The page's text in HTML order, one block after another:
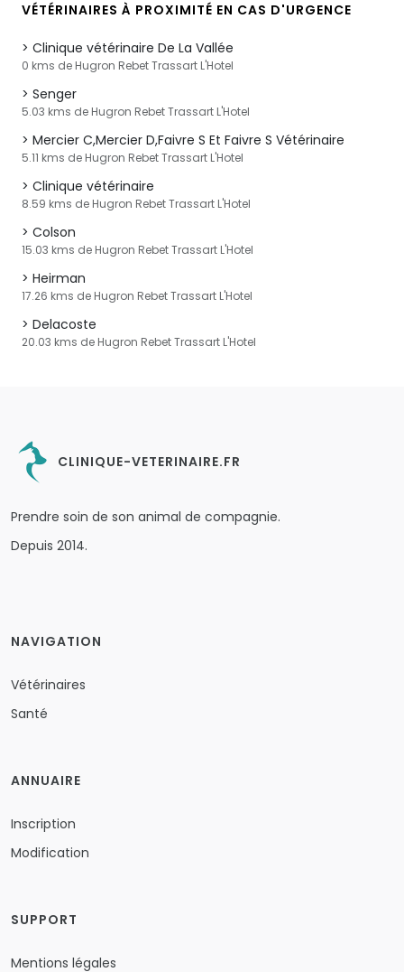
VÉTÉRINAIRES À PROXIMITÉ EN CAS D'URGENCE
Clinique vétérinaire De La Vallée
0 kms de Hugron Rebet Trassart L'Hotel
Senger
5.03 kms de Hugron Rebet Trassart L'Hotel
Mercier C,Mercier D,Faivre S Et Faivre S Vétérinaire
5.11 kms de Hugron Rebet Trassart L'Hotel
Clinique vétérinaire
8.59 kms de Hugron Rebet Trassart L'Hotel
Colson
15.03 kms de Hugron Rebet Trassart L'Hotel
Heirman
17.26 kms de Hugron Rebet Trassart L'Hotel
Delacoste
20.03 kms de Hugron Rebet Trassart L'Hotel
CLINIQUE-VETERINAIRE.FR
Prendre soin de son animal de compagnie.
Depuis 2014.
NAVIGATION
Vétérinaires
Santé
ANNUAIRE
Inscription
Modification
SUPPORT
Mentions légales